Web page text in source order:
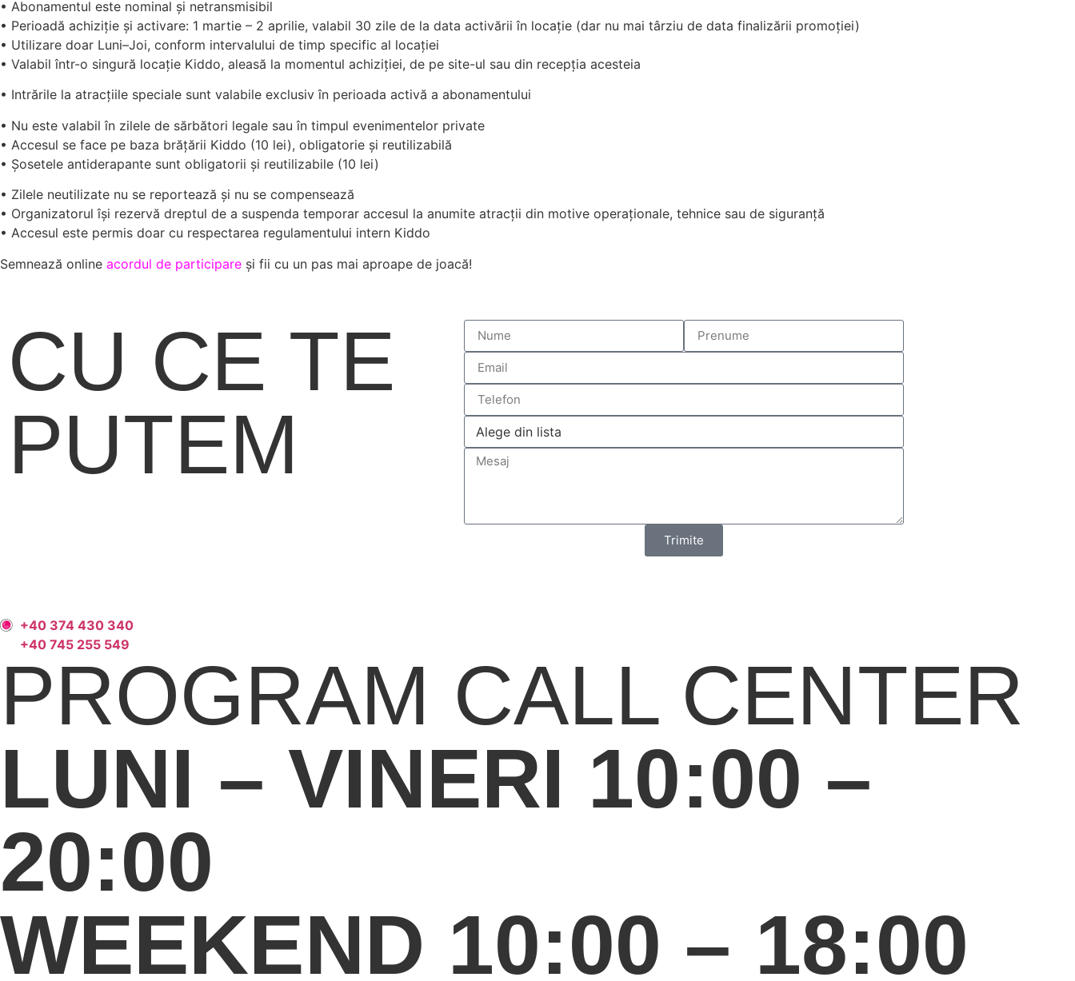
• Abonamentul este nominal și netransmisibil
• Perioadă achiziție și activare: 1 martie – 2 aprilie, valabil 30 zile de la data activării în locație (dar nu mai târziu de data finalizării promoției)
• Utilizare doar Luni–Joi, conform intervalului de timp specific al locației
• Valabil într-o singură locație Kiddo, aleasă la momentul achiziției, de pe site-ul sau din recepția acesteia
• Intrările la atracțiile speciale sunt valabile exclusiv în perioada activă a abonamentului
• Nu este valabil în zilele de sărbători legale sau în timpul evenimentelor private
• Accesul se face pe baza brățării Kiddo (10 lei), obligatorie și reutilizabilă
• Șosetele antiderapante sunt obligatorii și reutilizabile (10 lei)
• Zilele neutilizate nu se reportează și nu se compensează
• Organizatorul își rezervă dreptul de a suspenda temporar accesul la anumite atracții din motive operaționale, tehnice sau de siguranță
• Accesul este permis doar cu respectarea regulamentului intern Kiddo
Semnează online acordul de participare și fii cu un pas mai aproape de joacă!
CU CE TE
PUTEM
Trimite
+40 374 430 340
+40 745 255 549
PROGRAM CALL CENTER
LUNI – VINERI 10:00 –
20:00
WEEKEND 10:00 – 18:00